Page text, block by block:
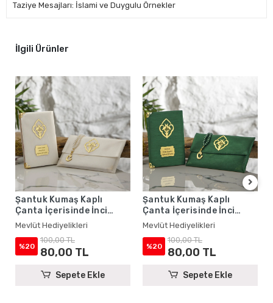
Taziye Mesajları: İslami ve Duygulu Örnekler
İlgili Ürünler
Şantuk Kumaş Kaplı
Çanta İçerisinde İnci
Tesbihli Krem Renkli
Şantuk Yasin Kitabı Seti -
Mevlüt Hediyelikleri
Mevlüt Hediyelikleri
%20
100,00 TL
80,00 TL
Sepete Ekle
Şantuk Kumaş Kaplı
Çanta İçerisinde İnci
Tesbihli Zümrüt Renkli
Şantuk Yasin Kitabı Seti -
Mevlüt Hediyelikleri
Mevlüt Hediyelikleri
%20
100,00 TL
80,00 TL
Sepete Ekle